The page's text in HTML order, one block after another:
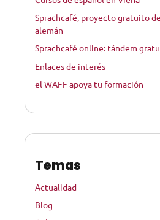
Sprachcafé, proyecto gratuito
alemán
Sprachcafé online: tándem
Enlaces de interés
el WAFF apoya tu formación
Temas
Actualidad
Blog